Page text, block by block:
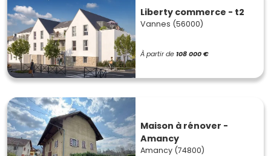
Liberty commerce - t2
Vannes (56000)
À partir de 108 000 €
Maison à rénover -
Amancy
Amancy (74800)